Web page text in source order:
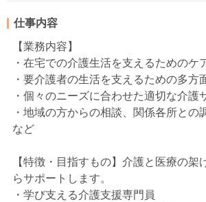
仕事内容
【業務内容】
・在宅での介護生活を支えるためのケ
・要介護者の生活を支えるための多方
・個々のニーズに合わせた適切な介護
・地域の方からの相談、関係各所との
など
【特徴・目指すもの】介護と医療の架
らサポートします。
・学び支える介護支援専門員